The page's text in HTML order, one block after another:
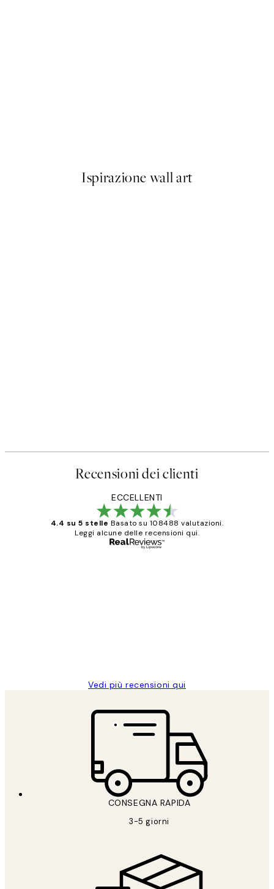
Ispirazione wall art
Recensioni dei clienti
ECCELLENTI
4.4 su 5 stelle Basato su 108488 valutazioni.
Leggi alcune delle recensioni qui.
Vedi più recensioni qui
CONSEGNA RAPIDA
3-5 giorni